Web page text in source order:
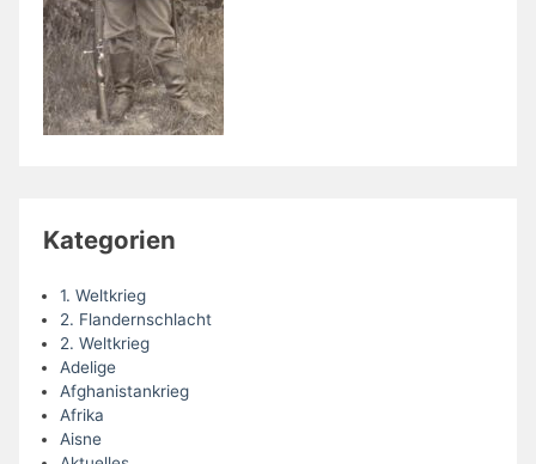
Kategorien
1. Weltkrieg
2. Flandernschlacht
2. Weltkrieg
Adelige
Afghanistankrieg
Afrika
Aisne